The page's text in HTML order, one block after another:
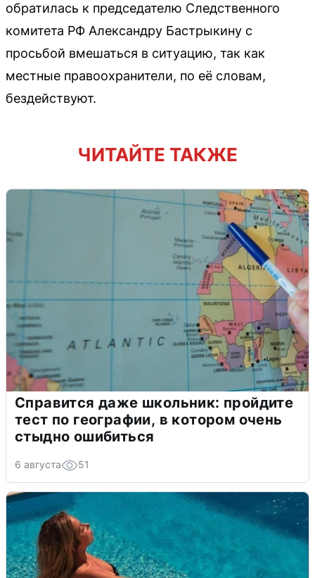
обратилась к председателю Следственного
комитета РФ Александру Бастрыкину с
просьбой вмешаться в ситуацию, так как
местные правоохранители, по её словам,
бездействуют.
ЧИТАЙТЕ ТАКЖЕ
Справится даже школьник: пройдите
тест по географии, в котором очень
стыдно ошибиться
6 августа 51